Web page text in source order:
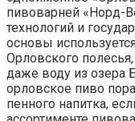
пивоварней «Норд-
технологий и
основы
Орловского
даже воду из озера
орловское пиво
пенного напитка,